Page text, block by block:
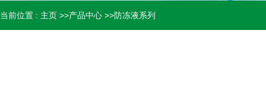
当前位置 : 主页 >>产品中心 >>防冻液系列